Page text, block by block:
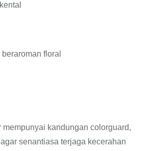
floral
mempunyai kandungan colorguard,
senantiasa terjaga kecerahan